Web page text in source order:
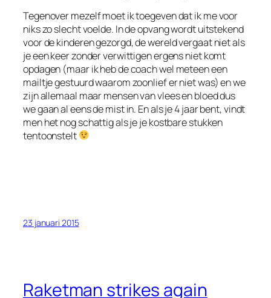
Tegenover mezelf moet ik toegeven dat ik me voor
niks zo slecht voelde. In de opvang wordt uitstekend
voor de kinderen gezorgd, de wereld vergaat niet als
je een keer zonder verwittigen ergens niet komt
opdagen (maar ik heb de coach wel meteen een
mailtje gestuurd waarom zoonlief er niet was) en we
zijn allemaal maar mensen van vlees en bloed dus
we gaan al eens de mist in. En als je 4 jaar bent, vindt
men het nog schattig als je je kostbare stukken
tentoonstelt
23 januari 2015
Raketman strikes again